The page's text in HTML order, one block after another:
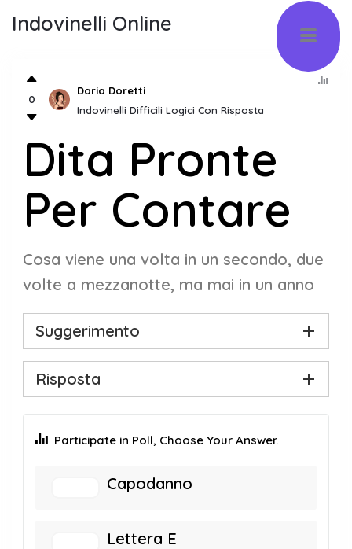
Indovinelli Online
0
Daria Doretti
Indovinelli Difficili Logici Con Risposta
Dita Pronte
Per Contare
Cosa viene una volta in un secondo, due
volte a mezzanotte, ma mai in un anno
Suggerimento
Risposta
Participate in Poll, Choose Your Answer.
Capodanno
Lettera E